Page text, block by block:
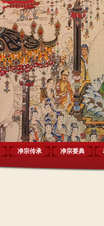
净宗传承 净宗要典